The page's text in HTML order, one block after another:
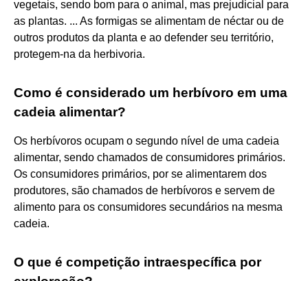
vegetais, sendo bom para o animal, mas prejudicial para
as plantas. ... As formigas se alimentam de néctar ou de
outros produtos da planta e ao defender seu território,
protegem-na da herbivoria.
Como é considerado um herbívoro em uma
cadeia alimentar?
Os herbívoros ocupam o segundo nível de uma cadeia
alimentar, sendo chamados de consumidores primários.
Os consumidores primários, por se alimentarem dos
produtores, são chamados de herbívoros e servem de
alimento para os consumidores secundários na mesma
cadeia.
O que é competição intraespecífica por